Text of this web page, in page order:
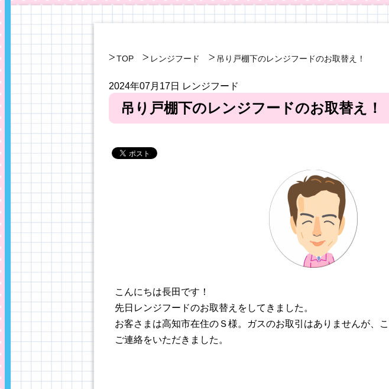
TOP レンジフード 吊り戸棚下のレンジフードのお取替え！
2024年07月17日 レンジフード
吊り戸棚下のレンジフードのお取替え！
こんにちは長田です！
先日レンジフードのお取替えをしてきました。
お客さまは高知市在住のＳ様。ガスのお取引はありませんが、
ご連絡をいただきました。